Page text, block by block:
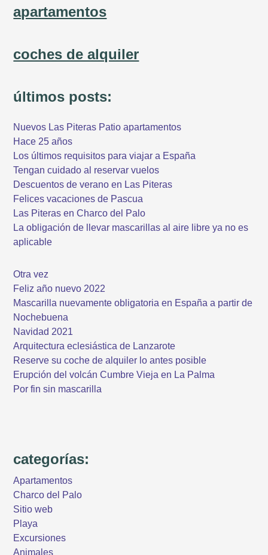
apartamentos
coches de alquiler
últimos posts:
Nuevos Las Piteras Patio apartamentos
Hace 25 años
Los últimos requisitos para viajar a España
Tengan cuidado al reservar vuelos
Descuentos de verano en Las Piteras
Felices vacaciones de Pascua
Las Piteras en Charco del Palo
La obligación de llevar mascarillas al aire libre ya no es
aplicable
Otra vez
Feliz año nuevo 2022
Mascarilla nuevamente obligatoria en España a partir de
Nochebuena
Navidad 2021
Arquitectura eclesiástica de Lanzarote
Reserve su coche de alquiler lo antes posible
Erupción del volcán Cumbre Vieja en La Palma
Por fin sin mascarilla
categorías:
Apartamentos
Charco del Palo
Sitio web
Playa
Excursiones
Animales